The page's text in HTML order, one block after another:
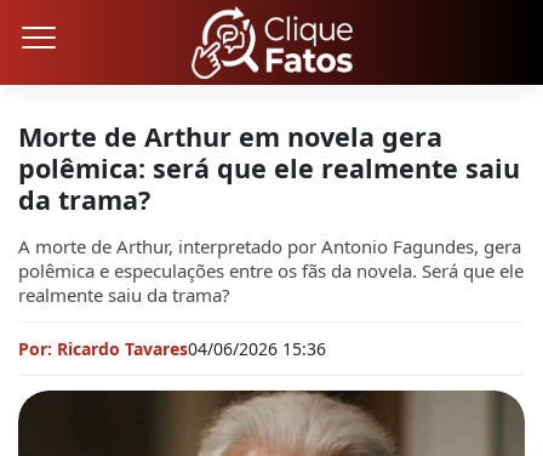
Morte de Arthur em novela gera
polêmica: será que ele realmente saiu
da trama?
A morte de Arthur, interpretado por Antonio Fagundes, gera
polêmica e especulações entre os fãs da novela. Será que ele
realmente saiu da trama?
Por: Ricardo Tavares04/06/2026 15:36